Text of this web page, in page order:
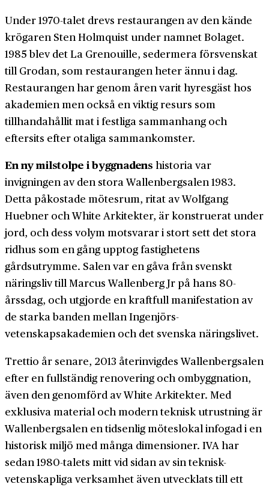
Under 1970-talet drevs restaurangen av den kände
krögaren Sten Holmquist under namnet Bolaget.
1985 blev det La Grenouille, sedermera försvenskat
till Grodan, som restaurangen heter ännu i dag.
Restaurangen har genom åren varit hyresgäst hos
akademien men också en viktig resurs som
tillhandahållit mat i festliga sammanhang och
eftersits efter otaliga samman­komster.
En ny milstolpe i byggnadens historia var
invigningen av den stora Wallenbergsalen 1983.
Detta påkostade mötesrum, ritat av Wolfgang
Huebner och White Arkitekter, är konstruerat under
jord, och dess volym motsvarar i stort sett det stora
ridhus som en gång upptog fastighetens
gårdsutrymme. Salen var en gåva från svenskt
näringsliv till Marcus Wallenberg Jr på hans 80-
årssdag, och utgjorde en kraftfull manifestation av
de starka banden mellan Ingenjörs­
vetenskapsakademien och det svenska näringslivet.
Trettio år senare, 2013 återinvigdes Wallenberg­salen
efter en fullständig renovering och ombyggnation,
även den genomförd av White Arkitekter. Med
exklusiva material och modern teknisk utrustning är
Wallenbergsalen en tidsenlig möteslokal infogad i en
historisk miljö med många dimensioner. IVA har
sedan 1980-talets mitt vid sidan av sin teknisk-
vetenskapliga verksamhet även utvecklats till ett